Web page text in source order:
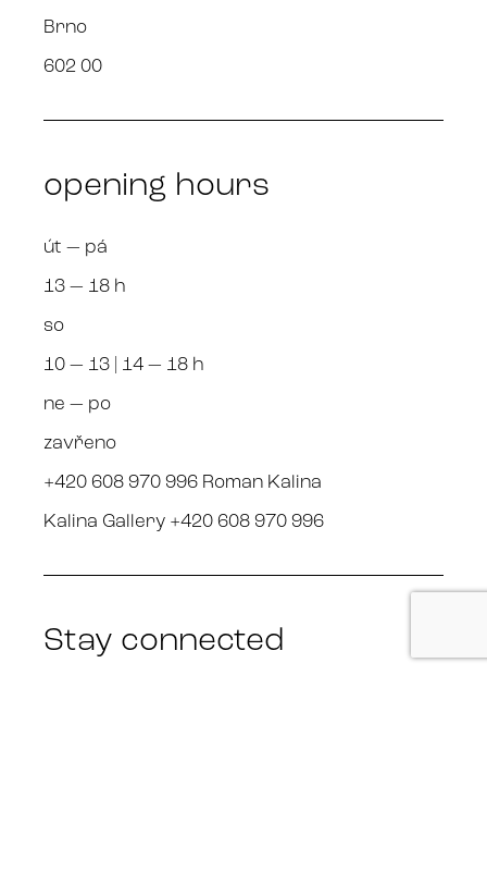
Brno
602 00
opening hours
út — pá
13 — 18 h
so
10 — 13 | 14 — 18 h
ne — po
zavřeno
+420 608 970 996 Roman Kalina
Kalina Gallery +420 608 970 996
Stay connected